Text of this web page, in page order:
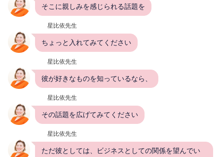
そこに親しみを感じられる話題を
星比依先生
ちょっと入れてみてください
星比依先生
彼が好きなものを知っているなら、
星比依先生
その話題を広げてみてください
星比依先生
ただ彼としては、ビジネスとしての関係を望んでい